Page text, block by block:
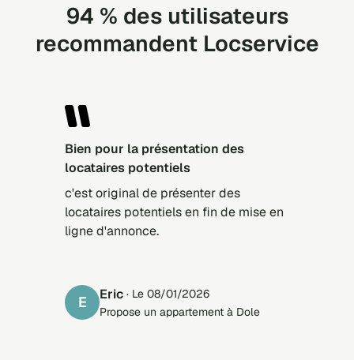
94 % des utilisateurs
recommandent Locservice
bien pour la présentation des
locataires potentiels
c'est original de présenter des
locataires potentiels en fin de mise en
ligne d'annonce.
E eric · Le 08/01/2026
Propose un appartement à Dole